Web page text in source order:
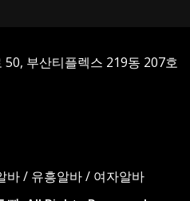
부산티플렉스 219동 207호
바/ 유흥알바/ 여자알바